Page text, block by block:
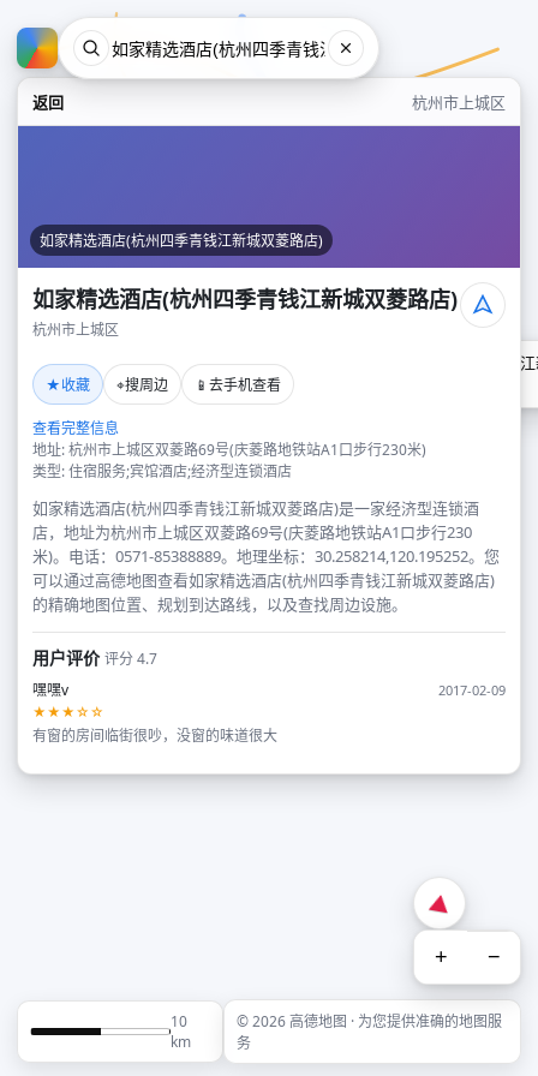
返回 杭州市上城区
如家精选酒店(杭州四季青钱江新城双菱路店)
如家精选酒店(杭州四季青钱江新城双菱路店)
杭州市上城区
★收藏 ⌖搜周边 📱 去手机查看
查看完整信息
地址: 杭州市上城区双菱路69号(庆菱路地铁站A1口步行230米)
类型: 住宿服务;宾馆酒店;经济型连锁酒店
如家精选酒店(杭州四季青钱江新城双菱路店)是一家经济型连锁酒
店，地址为杭州市上城区双菱路69号(庆菱路地铁站A1口步行230
米)。电话：0571-85388889。地理坐标：30.258214,120.195252。您
可以通过高德地图查看如家精选酒店(杭州四季青钱江新城双菱路店)
的精确地图位置、规划到达路线，以及查找周边设施。
用户评价评分 4.7
嘿嘿v
2017-02-09
★★★☆☆
有窗的房间临街很吵，没窗的味道很大
如家精选酒店(杭州四季青钱
+ −
10
km
© 2026 高德地图 · 为您提供准确的地图服
务